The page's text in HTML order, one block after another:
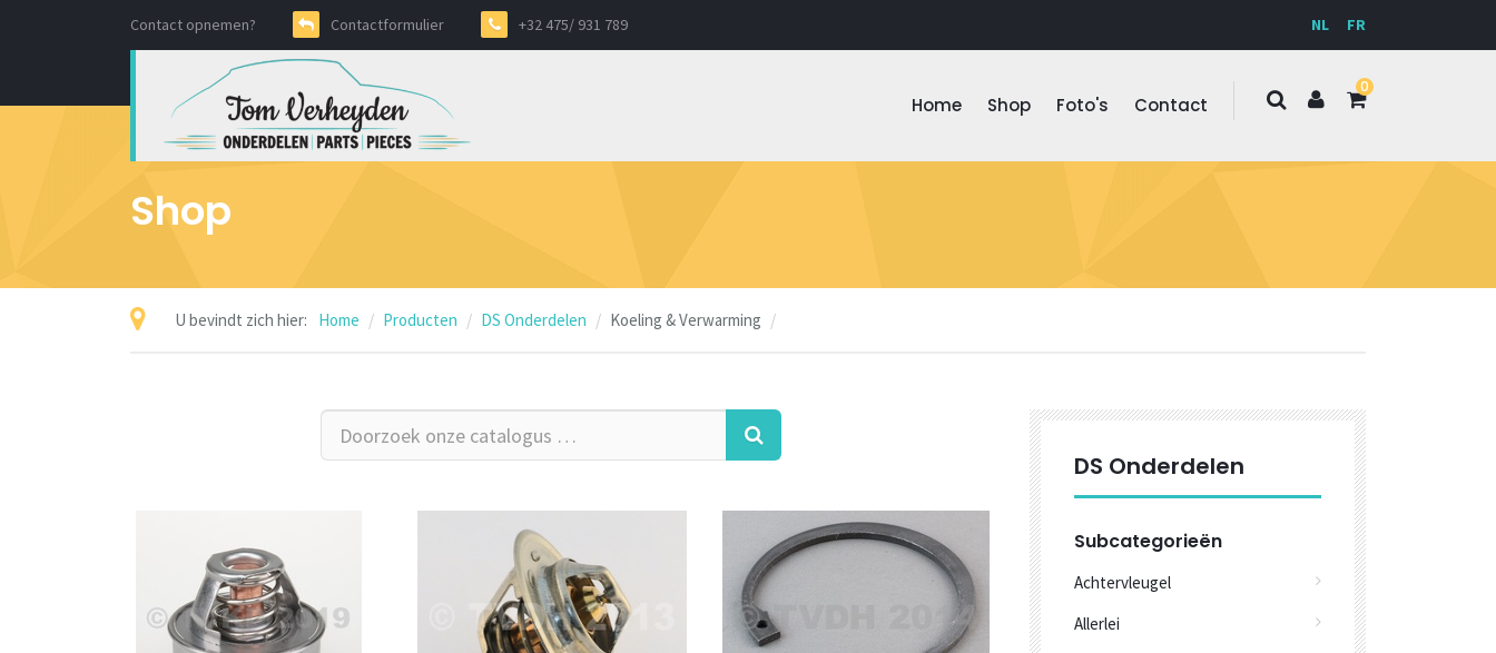
Contact opnemen? Contactformulier +32 475/ 931 789 NL FR
0
Home Shop Foto's Contact
Shop
U bevindt zich hier: Home Producten DS Onderdelen Koeling & Verwarming
DS Onderdelen
Subcategorieën
Achtervleugel
Allerlei